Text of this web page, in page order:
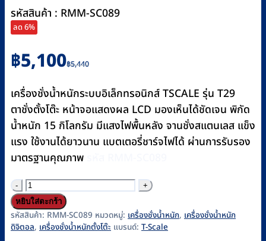
รหัสสินค้า : RMM-SC089
ลด 6%
฿5,440
Original
price
was:
฿5,440.
฿5,100
Current
price
is:
฿5,100.
เครื่องชั่งน้ำหนักระบบอิเล็กทรอนิกส์ TSCALE รุ่น T29
ตาชั่งตั้งโต๊ะ หน้าจอแสดงผล LCD มองเห็นได้ชัดเจน พิกัด
น้ำหนัก 15 กิโลกรัม มีแสงไฟพื้นหลัง จานชั่งสแตนเลส แข็ง
แรง ใช้งานได้ยาวนาน แบตเตอรี่ชาร์จไฟได้ ผ่านการรับรอง
มาตรฐานคุณภาพ
จำนวน
เครื่อง
ชั่ง
น้ำ
หยิบใส่ตะกร้า
รหัสสินค้า: RMM-SC089 หมวดหมู่: เครื่องชั่งน้ำหนัก, เครื่องชั่งน้ำหนัก
ดิจิตอล, เครื่องชั่งน้ำหนักตั้งโต๊ะ แบรนด์: T-Scale